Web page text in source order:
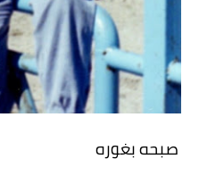
صبحه بغوره